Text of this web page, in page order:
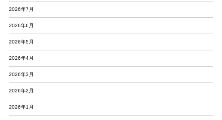
2026年7月
2026年6月
2026年5月
2026年4月
2026年3月
2026年2月
2026年1月